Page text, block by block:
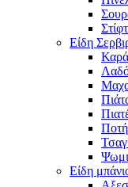
Είδη
Είδη